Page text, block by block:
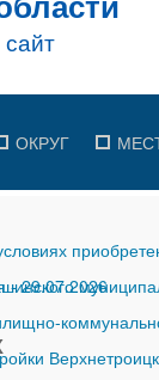
ОКРУГ
-29.07.2026